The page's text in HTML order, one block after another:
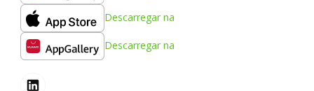
Descarregar na
Descarregar na